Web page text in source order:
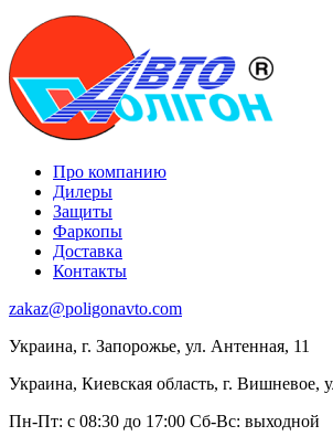
Про компанию
Дилеры
Защиты
Фаркопы
Доставка
Контакты
zakaz@poligonavto.com
Украина, г. Запорожье, ул. Антенная, 11
Украина, Киевская область, г. Вишневое,
Пн-Пт: с 08:30 до 17:00 Сб-Вс: выходной